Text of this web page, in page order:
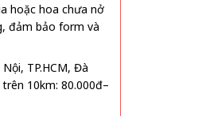
hoặc hoa chưa nở
đảm bảo form và
TP.HCM, Đà
10km: 80.000đ–